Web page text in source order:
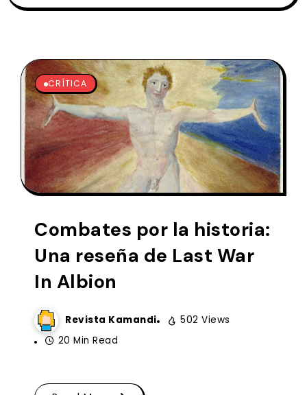
CRÍTICA
Combates por la historia:
Una reseña de Last War
In Albion
Revista Kamandi
502 Views
20 Min Read